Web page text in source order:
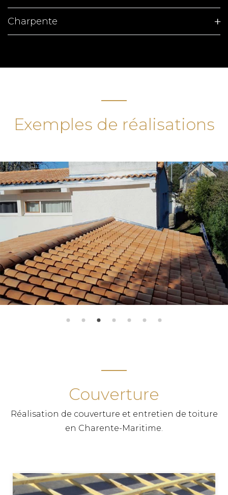
Charpente
Exemples de réalisations
Couverture
Réalisation de couverture et entretien de toiture
en Charente-Maritime.